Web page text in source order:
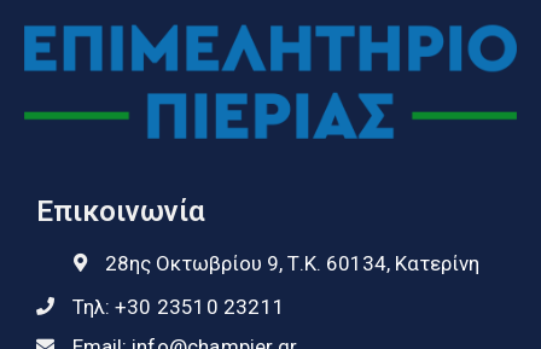
Επικοινωνία
28ης Οκτωβρίου 9, Τ.Κ. 60134, Κατερίνη
Τηλ: +30 23510 23211